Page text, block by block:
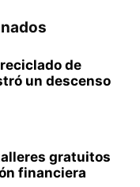
de
un descenso
gratuitos
financiera